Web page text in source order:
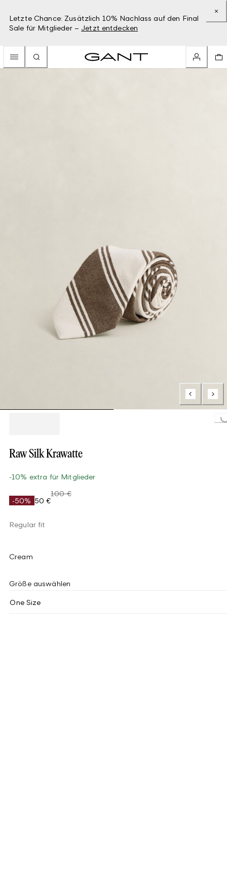
Letzte Chance: Zusätzlich 10% Nachlass auf den Final
Sale für Mitglieder – Jetzt entdecken
Loading...
Raw Silk Krawatte
-10% extra für Mitglieder
-50% 50 €
100 €
Regular fit
Cream
Größe auswählen
One Size